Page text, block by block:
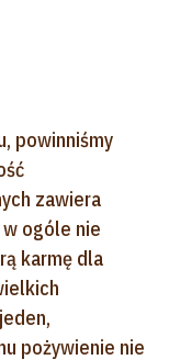
powinniśmy
zawiera
ogóle nie
karmę dla
pożywienie nie